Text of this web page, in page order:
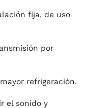
fija, de uso
por
refrigeración.
el sonido y